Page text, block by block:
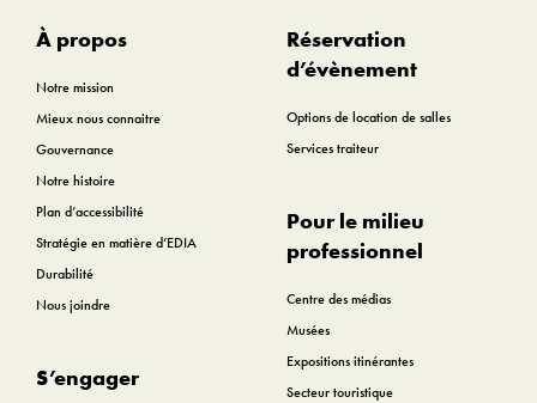
À propos
Notre mission
Mieux nous connaitre
Gouvernance
Notre histoire
Plan d’accessibilité
Stratégie en matière d’EDIA
Durabilité
Nous joindre
S’engager
Réservation
d’évènement
Options de location de salles
Services traiteur
Pour le milieu
professionnel
Centre des médias
Musées
Expositions itinérantes
Secteur touristique